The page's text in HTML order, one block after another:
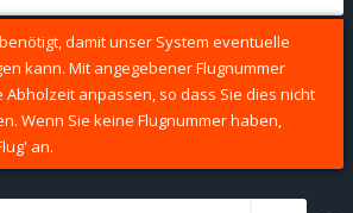
damit unser System eventuelle
kann. Mit angegebener Flugnummer
anpassen, so dass Sie dies nicht
Wenn Sie keine Flugnummer haben,
an.